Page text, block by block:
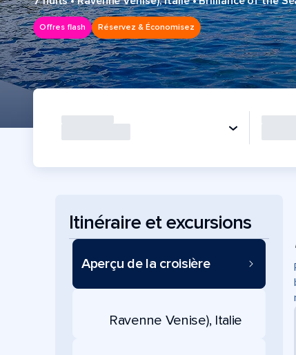
Offres flash Réservez & Économisez
Itinéraire et excursions
Aperçu de la croisière
Ravenne Venise), Italie